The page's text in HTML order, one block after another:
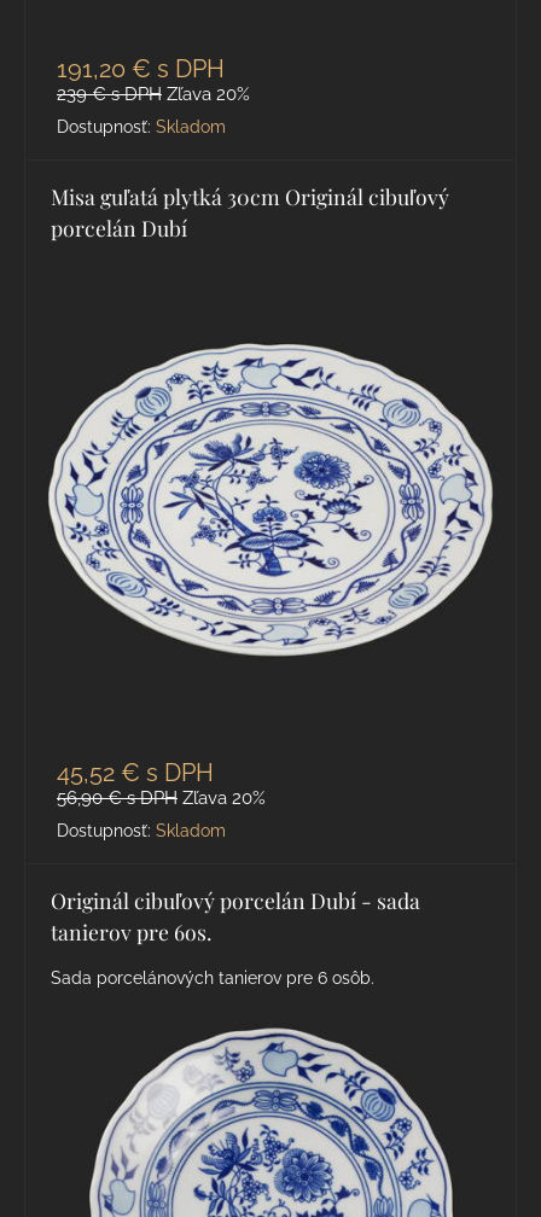
191,20 € s DPH
239 €s DPH Zľava 20%
Dostupnosť: Skladom
Misa guľatá plytká 30cm Originál cibuľový
porcelán Dubí
45,52 € s DPH
56,90 €s DPH Zľava 20%
Dostupnosť: Skladom
Originál cibuľový porcelán Dubí - sada
tanierov pre 6os.
Sada porcelánových tanierov pre 6 osôb.